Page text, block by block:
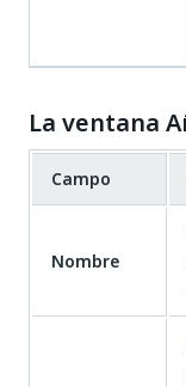
La ventana
Campo
Nombre